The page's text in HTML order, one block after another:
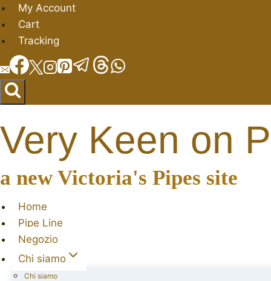
Salta
al
contenuto
My Account
Cart
Tracking
Very Keen on
a new Victoria's Pipes site
Home
Pipe Line
Negozio
Chi siamo
Chi siamo